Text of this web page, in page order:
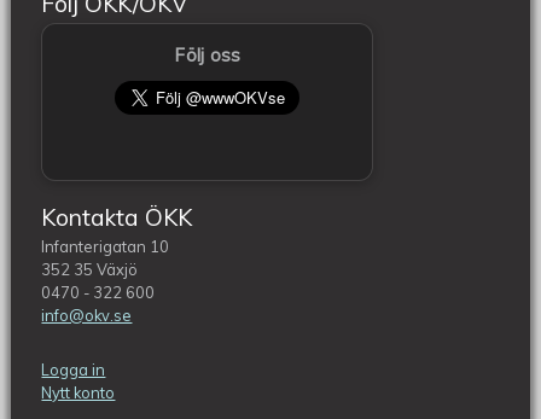
Följ oss
Kontakta ÖKK
Infanterigatan 10
352 35 Växjö
0470 - 322 600
info@okv.se
Logga in
Nytt konto